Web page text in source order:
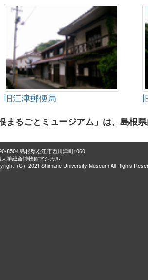
旧江津郵便局
まるごとミュージアム」は、島根
8504 島根県松江市西川津町1060
大学総合博物館アシカル
（C）2021 Shimane University Museum All Rights